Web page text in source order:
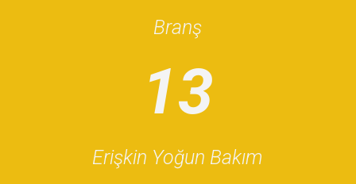
Branş
13
Erişkin Yoğun Bakım